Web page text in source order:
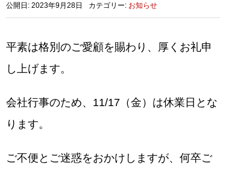
公開日: 2023年9月28日 カテゴリー: お知らせ
平素は格別のご愛顧を賜わり、厚くお礼申
し上げます。
会社行事のため、11/17（金）は休業日とな
ります。
ご不便とご迷惑をおかけしますが、何卒ご